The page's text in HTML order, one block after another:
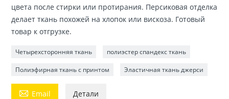
цвета после стирки или протирания. Персиковая отделка
делает ткань похожей на хлопок или вискоза. Готовый
товар к отгрузке.
Четырехсторонняя ткань полиэстер спандекс ткань
Полиэфирная ткань с принтом Эластичная ткань джерси
 Email Детали